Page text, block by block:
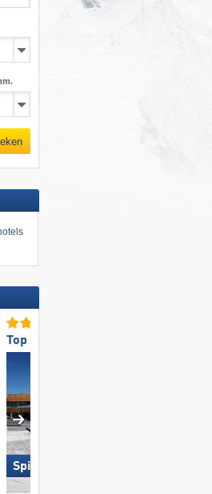
Top voor gezinnen
Spieljoch – Fügen